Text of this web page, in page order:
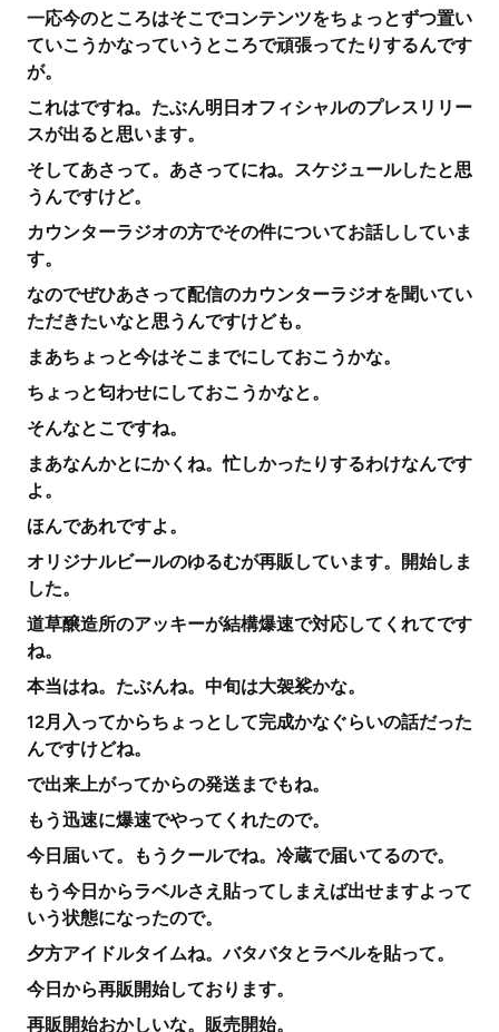
一応今のところはそこでコンテンツをちょっとずつ置い
ていこうかなっていうところで頑張ってたりするんです
が。
これはですね。たぶん明日オフィシャルのプレスリリー
スが出ると思います。
そしてあさって。あさってにね。スケジュールしたと思
うんですけど。
カウンターラジオの方でその件についてお話ししていま
す。
なのでぜひあさって配信のカウンターラジオを聞いてい
ただきたいなと思うんですけども。
まあちょっと今はそこまでにしておこうかな。
ちょっと匂わせにしておこうかなと。
そんなとこですね。
まあなんかとにかくね。忙しかったりするわけなんです
よ。
ほんであれですよ。
オリジナルビールのゆるむが再販しています。開始しま
した。
道草醸造所のアッキーが結構爆速で対応してくれてです
ね。
本当はね。たぶんね。中旬は大袈裟かな。
12月入ってからちょっとして完成かなぐらいの話だった
んですけどね。
で出来上がってからの発送までもね。
もう迅速に爆速でやってくれたので。
今日届いて。もうクールでね。冷蔵で届いてるので。
もう今日からラベルさえ貼ってしまえば出せますよって
いう状態になったので。
夕方アイドルタイムね。バタバタとラベルを貼って。
今日から再販開始しております。
再販開始おかしいな。販売開始。